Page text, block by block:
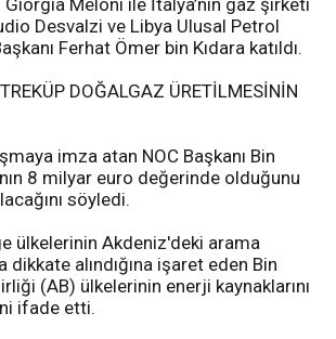
Giorgia Meloni ile İtalya’nın gaz şirketi
Desvalzi ve Libya Ulusal Petrol
Ferhat Ömer bin Kıdara katıldı.
DOĞALGAZ ÜRETİLMESİNİN
imza atan NOC Başkanı Bin
8 milyar euro değerinde olduğunu
söyledi.
ülkelerinin Akdeniz'deki arama
dikkate alındığına işaret eden Bin
(AB) ülkelerinin enerji kaynaklarını
ifade etti.